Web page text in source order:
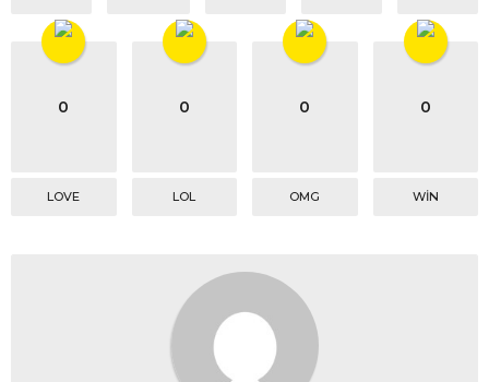
0
LOVE
0
LOL
0
OMG
0
WIN